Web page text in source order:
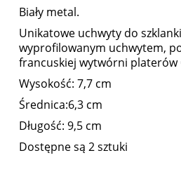
Biały metal.
Unikatowe uchwyty do
wyprofilowanym uchwytem,
francuskiej wytwórni platerów
Wysokość: 7,7 cm
Średnica:6,3 cm
Długość: 9,5 cm
Dostępne są 2 sztuki